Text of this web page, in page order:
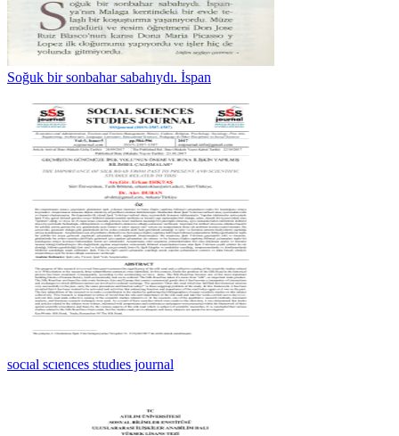
Soğuk bir sonbahar sabahıydı. İspan
socıal scıences studıes journal